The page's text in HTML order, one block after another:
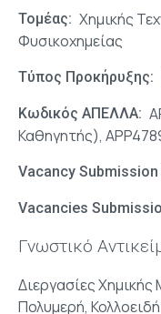
Τομέας
Χημικής
Φυσικοχημείας
Τύπος Προκήρυξης
Κωδικός ΑΠΕΛΛΑ
Καθηγητής),
Vacancy
Vacancies
Γνωστικό
Διεργασίες
Πολυμερή,